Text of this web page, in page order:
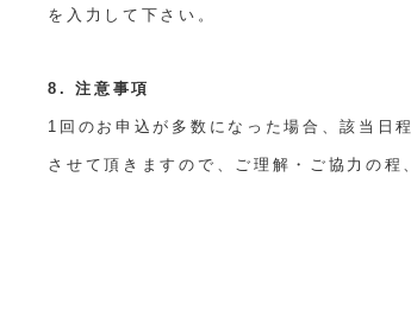
を入力して下さい。
8. 注意事項
1回のお申込が多数になった場合、該当日
させて頂きますので、ご理解・ご協力の程